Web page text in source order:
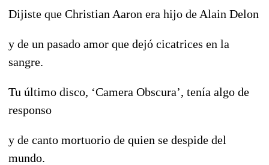
Dijiste que Christian Aaron era hijo de Alain Delon
y de un pasado amor que dejó cicatrices en la
sangre.
Tu último disco, ‘Camera Obscura’, tenía algo de
responso
y de canto mortuorio de quien se despide del
mundo.